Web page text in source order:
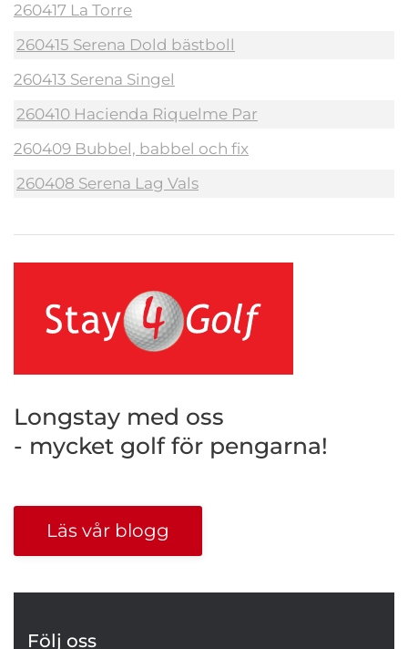
260417 La Torre
260415 Serena Dold bästboll
260413 Serena Singel
260410 Hacienda Riquelme Par
260409 Bubbel, babbel och fix
260408 Serena Lag Vals
Longstay med oss
- mycket golf för pengarna!
Läs vår blogg
Följ oss